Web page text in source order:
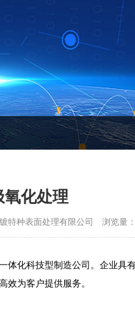
氧化处理
特种表面处理有限公司 浏览量
化科技型制造公司。企业具
效为客户提供服务。